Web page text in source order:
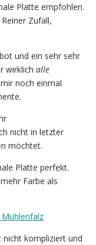
Platte empfohlen.
Zufall,
und ein sehr sehr
wirklich alle
noch einmal
nicht in letzter
möchtet.
Platte perfekt.
Farbe als
nicht kompliziert und